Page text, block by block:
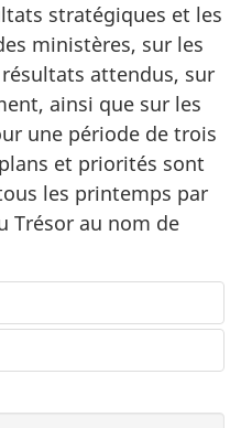
stratégiques et les
ministères, sur les
attendus, sur
ainsi que sur les
une période de trois
et priorités sont
les printemps par
Trésor au nom de